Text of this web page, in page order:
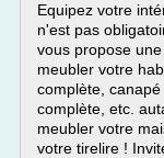
Equipez votre
n'est pas
vous propose
meubler votre
complète,
complète, etc.
meubler votre
votre tirelire !